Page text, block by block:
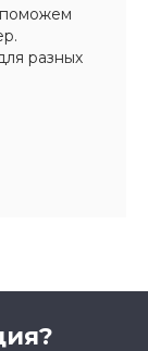
разных